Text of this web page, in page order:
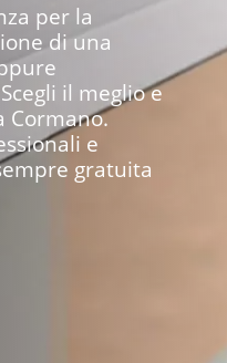
per la
di una
il meglio e
Cormano.
e
gratuita